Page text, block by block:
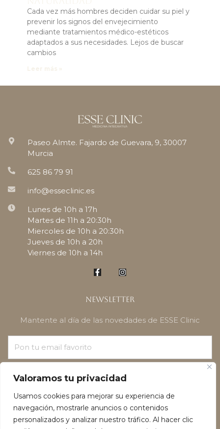
Valoramos tu privacidad
Usamos cookies para mejorar su experiencia de
navegación, mostrarle anuncios o contenidos
personalizados y analizar nuestro tráfico. Al hacer clic
Cada vez más hombres deciden cuidar su piel y
prevenir los signos del envejecimiento
mediante tratamientos médico-estéticos
adaptados a sus necesidades. Lejos de buscar
cambios
Paseo Almte. Fajardo de Guevara, 9, 30007
Murcia
625 86 79 91
info@esseclinic.es
Lunes de 10h a 17h
Martes de 11h a 20:30h
Miercoles de 10h a 20:30h
Jueves de 10h a 20h
Viernes de 10h a 14h
Newsletter
Mantente al día de las novedades de ESSE Clinic
¡SUSCRÍBETE!